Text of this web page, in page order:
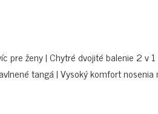
pre ženy | Chytré dvojité balenie 2 v
tangá | Vysoký komfort nosenia